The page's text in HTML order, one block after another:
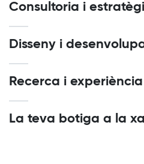
Consultoria i
Disseny i
Recerca i
La teva botiga a la